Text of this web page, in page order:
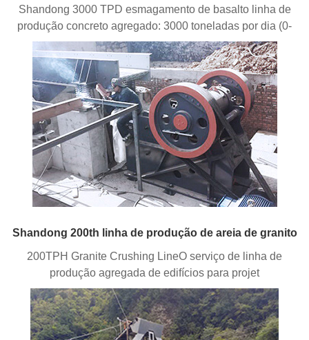
Shandong 3000 TPD esmagamento de basalto linha de
produção concreto agregado: 3000 toneladas por dia (0-
Shandong 200th linha de produção de areia de granito
200TPH Granite Crushing LineO serviço de linha de
produção agregada de edifícios para projet